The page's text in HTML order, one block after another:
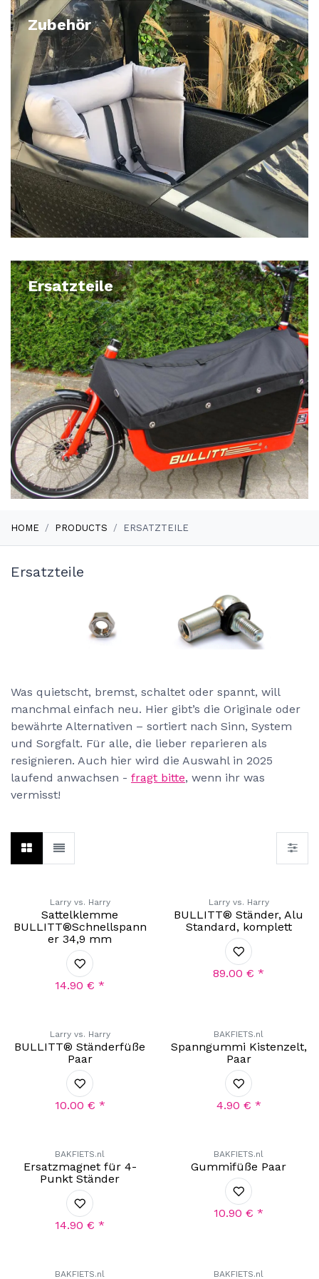
Zubehör
Ersatzteile
HOME PRODUCTS ERSATZTEILE
Ersatzteile
Lastenrad Ersatzteile –
Spezialteile für Bullitt,
Was quietscht, bremst, schaltet oder spannt, will
manchmal einfach neu. Hier gibt’s die Originale oder
bewährte Alternativen – sortiert nach Sinn, System
und Sorgfalt. Für alle, die lieber reparieren als
resignieren. Auch hier wird die Auswahl in 2025
laufend anwachsen - fragt bitte, wenn ihr was
vermisst!
Larry vs. Harry
Sattelklemme
BULLITT®Schnellspann
er 34,9 mm
14.90 € *
Larry vs. Harry
BULLITT® Ständer, Alu
Standard, komplett
89.00 € *
Larry vs. Harry
BULLITT® Ständerfüße
Paar
10.00 € *
BAKFIETS.nl
Spanngummi Kistenzelt,
Paar
4.90 € *
BAKFIETS.nl
Ersatzmagnet für 4-
Punkt Ständer
14.90 € *
BAKFIETS.nl
Gummifüße Paar
10.90 € *
BAKFIETS.nl BAKFIETS.nl